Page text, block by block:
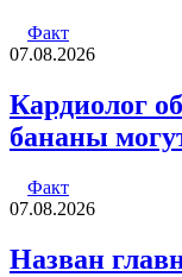
Факт
07.08.2026
Кардиолог
бананы
Факт
07.08.2026
Назван